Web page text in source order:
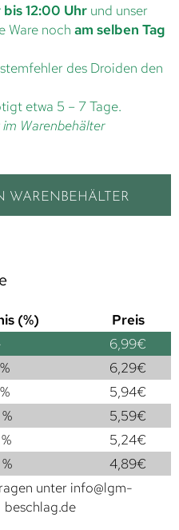
bis 12:00 Uhr und unser
Ware noch am selben Tag
des Droiden den
etwa 5 – 7 Tage.
Warenbehälter
WARENBEHÄLTER
(%)
Preis
6,99€
6,29€
5,94€
5,59€
5,24€
4,89€
unter info@lgm-
beschlag.de